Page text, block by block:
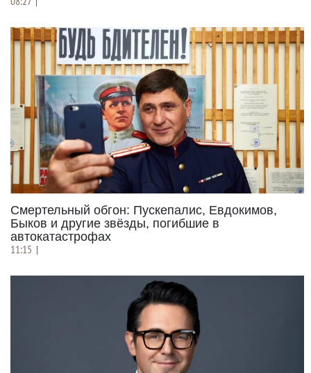
Смертельный обгон: Пускепалис, Евдокимов,
Быков и другие звёзды, погибшие в
автокатастрофах
11:15